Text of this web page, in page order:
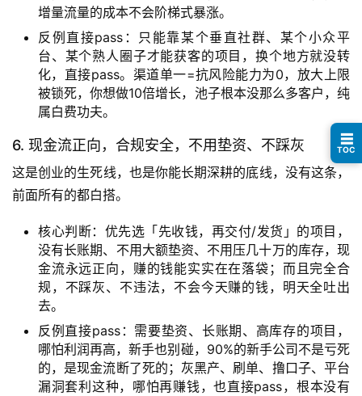
例
南
运
营
资
增量流量的成本不会阶梯式暴涨。
反例直接pass：只能靠某个垂直社群、某个小众平
台、某个熟人圈子才能获客的项目，换个地方就没转
化，直接pass。渠道单一=抗风险能力为0，放大上限
被锁死，你想做10倍增长，池子根本没那么多客户，纯
属白费功夫。
6. 现金流正向，合规安全，不用垫资、不踩灰
这是创业的生死线，也是你能长期深耕的底线，没有这条，
前面所有的都白搭。
核心判断：优先选「先收钱，再交付/发货」的项目，
没有长账期、不用大额垫资、不用压几十万的库存，现
金流永远正向，赚的钱能实实在在落袋；而且完全合
规，不踩灰、不违法，不会今天赚的钱，明天全吐出
去。
反例直接pass：需要垫资、长账期、高库存的项目，
哪怕利润再高，新手也别碰，90%的新手公司不是亏死
的，是现金流断了死的；灰黑产、刷单、撸口子、平台
漏洞套利这种，哪怕再赚钱，也直接pass，根本没有
☰
TOC